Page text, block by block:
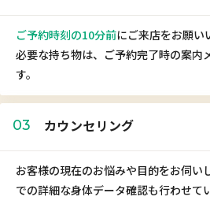
ご予約時刻の10分前にご来店をお願い
必要な持ち物は、ご予約完了時の案内
す。
03 カウンセリング
お客様の現在のお悩みや目的をお伺い
での詳細な身体データ確認も行わせて